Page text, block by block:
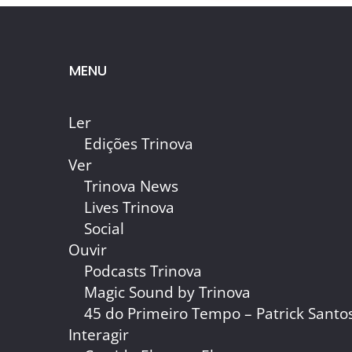
MENU
Ler
Edições Trinova
Ver
Trinova News
Lives Trinova
Social
Ouvir
Podcasts Trinova
Magic Sound by Trinova
45 do Primeiro Tempo – Patrick
Interagir